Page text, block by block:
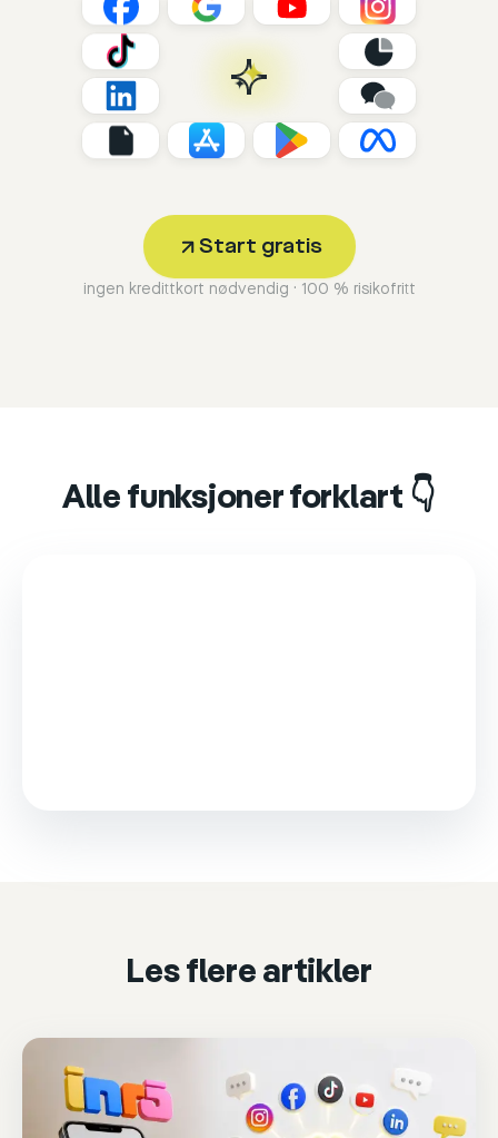
Start gratis
ingen kredittkort nødvendig · 100 % risikofritt
Alle funksjoner forklart 👇
Les flere artikler